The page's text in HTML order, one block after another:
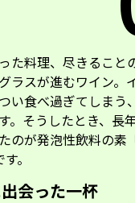
た料理、尽きること
ラスが進むワイン。
い食べ過ぎてしまう
。そうしたとき、長
のが発泡性飲料の素
。
会った一杯